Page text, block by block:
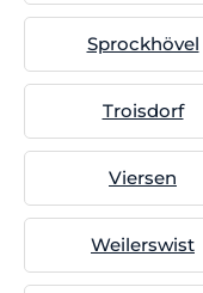
Sprockhövel
Troisdorf
Viersen
Weilerswist